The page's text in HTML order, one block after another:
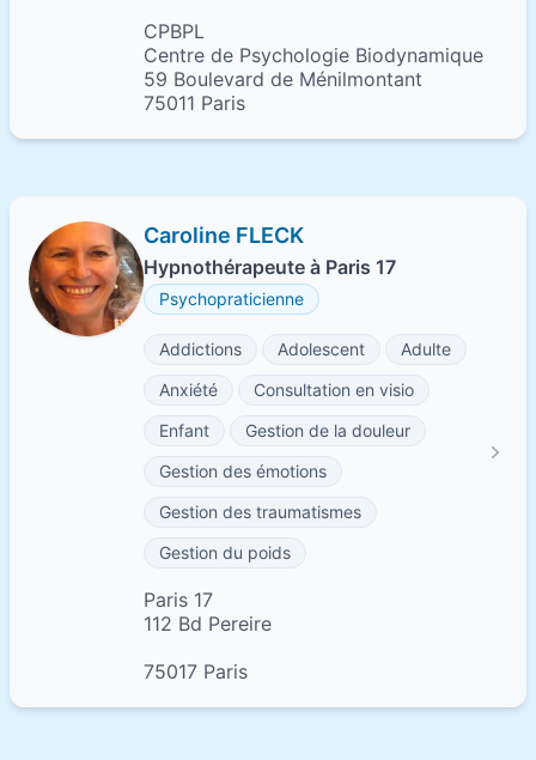
CPBPL
Centre de Psychologie Biodynamique
59 Boulevard de Ménilmontant
75011 Paris
Caroline FLECK
Hypnothérapeute à Paris 17
Psychopraticienne
Addictions Adolescent
Adulte
Anxiété
Consultation en visio
Enfant
Gestion de la douleur
Gestion des émotions
Gestion des traumatismes
Gestion du poids
Paris 17
112 Bd Pereire
75017 Paris